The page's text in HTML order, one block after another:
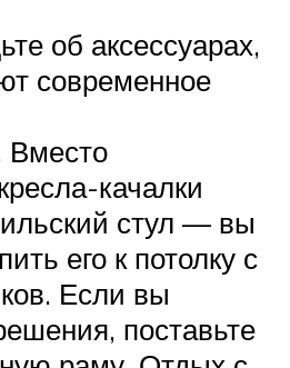
об аксессуарах,
современное
Вместо
качалки
стул — вы
его к потолку с
Если вы
поставьте